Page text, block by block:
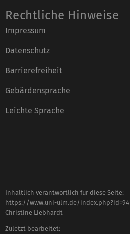
Rechtliche Hinweise
Impressum
Datenschutz
Barrierefreiheit
Gebärdensprache
Leichte Sprache
Inhaltlich verantwortlich für diese Seite:
https://www.uni-ulm.de/index.php?id=94
Christine Liebhardt
Zuletzt bearbeitet: